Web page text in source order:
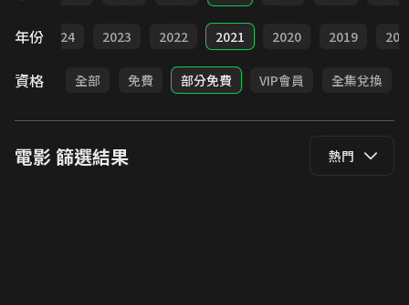
年份 2024 2023 2022 2021 2020 2019
資格 全部 免費 部分免費 VIP會員 全集兌換
電影篩選結果 熱門